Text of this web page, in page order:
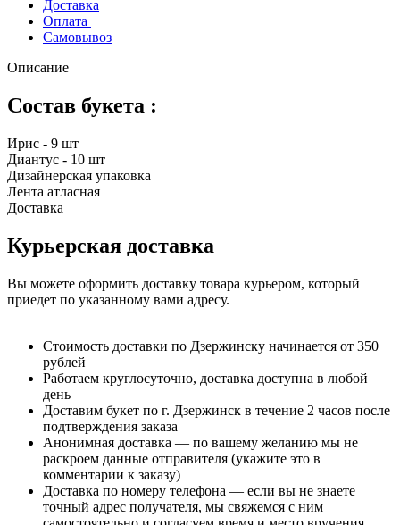
Доставка
Оплата
Самовывоз
Описание
Состав букета :
Ирис - 9 шт
Диантус - 10 шт
Дизайнерская упаковка
Лента атласная
Доставка
Курьерская доставка
Вы можете оформить доставку товара курьером, который
приедет по указанному вами адресу.
Стоимость доставки по Дзержинску начинается от 350
рублей
Работаем круглосуточно, доставка доступна в любой
день
Доставим букет по г. Дзержинск в течение 2 часов после
подтверждения заказа
Анонимная доставка — по вашему желанию мы не
раскроем данные отправителя (укажите это в
комментарии к заказу)
Доставка по номеру телефона — если вы не знаете
точный адрес получателя, мы свяжемся с ним